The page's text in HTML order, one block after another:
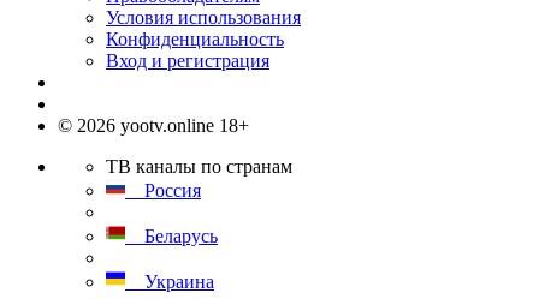
Условия использования
Конфиденциальность
Вход и регистрация
© 2026 yootv.online 18+
ТВ каналы по странам
Россия
Беларусь
Украина